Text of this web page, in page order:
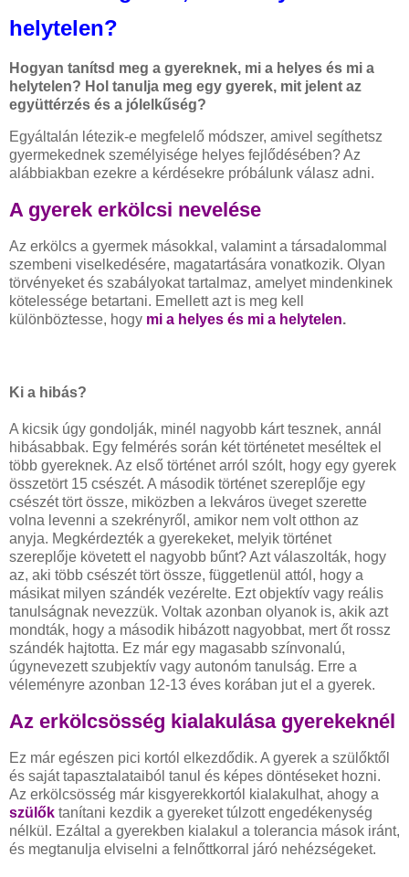
helytelen?
Hogyan tanítsd meg a gyereknek, mi a helyes és mi a
helytelen? Hol tanulja meg egy gyerek, mit jelent az
együttérzés és a jólelkűség?
Egyáltalán létezik-e megfelelő módszer, amivel segíthetsz
gyermekednek személyisége helyes fejlődésében? Az
alábbiakban ezekre a kérdésekre próbálunk válasz adni.
A gyerek erkölcsi nevelése
Az erkölcs a gyermek másokkal, valamint a társadalommal
szembeni viselkedésére, magatartására vonatkozik. Olyan
törvényeket és szabályokat tartalmaz, amelyet mindenkinek
kötelessége betartani. Emellett azt is meg kell
különböztesse, hogy mi a helyes és mi a helytelen.
Ki a hibás?
A kicsik úgy gondolják, minél nagyobb kárt tesznek, annál
hibásabbak. Egy felmérés során két történetet meséltek el
több gyereknek. Az első történet arról szólt, hogy egy gyerek
összetört 15 csészét. A második történet szereplője egy
csészét tört össze, miközben a lekváros üveget szerette
volna levenni a szekrényről, amikor nem volt otthon az
anyja. Megkérdezték a gyerekeket, melyik történet
szereplője követett el nagyobb bűnt? Azt válaszolták, hogy
az, aki több csészét tört össze, függetlenül attól, hogy a
másikat milyen szándék vezérelte. Ezt objektív vagy reális
tanulságnak nevezzük. Voltak azonban olyanok is, akik azt
mondták, hogy a második hibázott nagyobbat, mert őt rossz
szándék hajtotta. Ez már egy magasabb színvonalú,
úgynevezett szubjektív vagy autonóm tanulság. Erre a
véleményre azonban 12-13 éves korában jut el a gyerek.
Az erkölcsösség kialakulása gyerekeknél
Ez már egészen pici kortól elkezdődik. A gyerek a szülőktől
és saját tapasztalataiból tanul és képes döntéseket hozni.
Az erkölcsösség már kisgyerekkortól kialakulhat, ahogy a
szülők tanítani kezdik a gyereket túlzott engedékenység
nélkül. Ezáltal a gyerekben kialakul a tolerancia mások iránt,
és megtanulja elviselni a felnőttkorral járó nehézségeket.